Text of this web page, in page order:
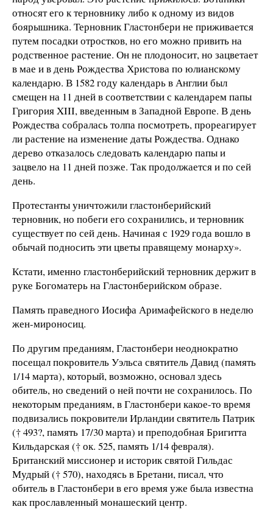
относят его к терновнику либо к одному из видов
боярышника. Терновник Гластонбери не приживается
путем посадки отростков, но его можно привить на
родственное растение. Он не плодоносит, но зацветает
в мае и в день Рождества Христова по юлианскому
календарю. В 1582 году календарь в Англии был
смещен на 11 дней в соответствии с календарем папы
Григория XIII, введенным в Западной Европе. В день
Рождества собралась толпа посмотреть, прореагирует
ли растение на изменение даты Рождества. Однако
дерево отказалось следовать календарю папы и
зацвело на 11 дней позже. Так продолжается и по сей
день.
Протестанты уничтожили гластонберийский
терновник, но побеги его сохранились, и терновник
существует по сей день. Начиная с 1929 года вошло в
обычай подносить эти цветы правящему монарху».
Кстати, именно гластонберийский терновник держит в
руке Богоматерь на Гластонберийском образе.
Память праведного Иосифа Аримафейского в неделю
жен-мироносиц.
По другим преданиям, Гластонбери неоднократно
посещал покровитель Уэльса святитель Давид (память
1/14 марта), который, возможно, основал здесь
обитель, но сведений о ней почти не сохранилось. По
некоторым преданиям, в Гластонбери какое-то время
подвизались покровители Ирландии святитель Патрик
(† 493?, память 17/30 марта) и преподобная Бригитта
Кильдарская († ок. 525, память 1/14 февраля).
Британский миссионер и историк святой Гильдас
Мудрый († 570), находясь в Бретани, писал, что
обитель в Гластонбери в его время уже была известна
как прославленный монашеский центр.